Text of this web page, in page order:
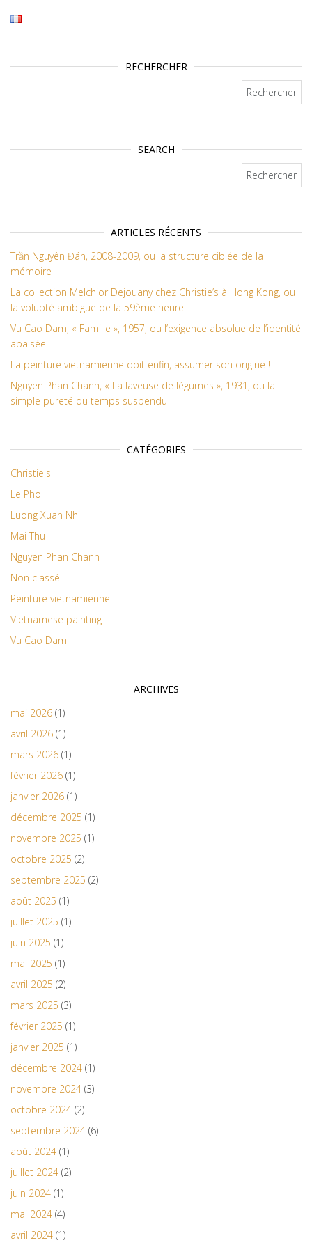
RECHERCHER
SEARCH
ARTICLES RÉCENTS
Trần Nguyên Đán, 2008-2009, ou la structure ciblée de la
mémoire
La collection Melchior Dejouany chez Christie’s à Hong Kong, ou
la volupté ambigüe de la 59ème heure
Vu Cao Dam, « Famille », 1957, ou l’exigence absolue de l’identité
apaisée
La peinture vietnamienne doit enfin, assumer son origine !
Nguyen Phan Chanh, « La laveuse de légumes », 1931, ou la
simple pureté du temps suspendu
CATÉGORIES
Christie's
Le Pho
Luong Xuan Nhi
Mai Thu
Nguyen Phan Chanh
Non classé
Peinture vietnamienne
Vietnamese painting
Vu Cao Dam
ARCHIVES
mai 2026 (1)
avril 2026 (1)
mars 2026 (1)
février 2026 (1)
janvier 2026 (1)
décembre 2025 (1)
novembre 2025 (1)
octobre 2025 (2)
septembre 2025 (2)
août 2025 (1)
juillet 2025 (1)
juin 2025 (1)
mai 2025 (1)
avril 2025 (2)
mars 2025 (3)
février 2025 (1)
janvier 2025 (1)
décembre 2024 (1)
novembre 2024 (3)
octobre 2024 (2)
septembre 2024 (6)
août 2024 (1)
juillet 2024 (2)
juin 2024 (1)
mai 2024 (4)
avril 2024 (1)